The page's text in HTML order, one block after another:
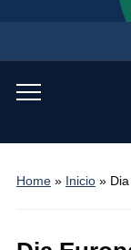
Toggle
menu
Home» Inicio»